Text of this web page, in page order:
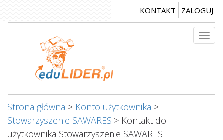
do
KONTAKT ZALOGUJ
Strona główna > Konto użytkownika >
Stowarzyszenie SAWARES > Kontakt do
użytkownika Stowarzyszenie SAWARES